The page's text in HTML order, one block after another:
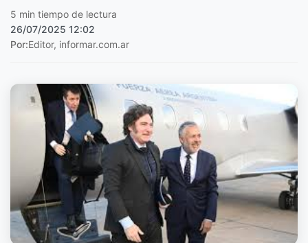
5 min tiempo de lectura
26/07/2025 12:02
Por:Editor, informar.com.ar